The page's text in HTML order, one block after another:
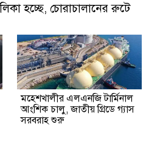
হচ্ছে, চোরাচালানের রুটে
মহেশখালীর এলএনজি টার্মিনাল
আংশিক চালু, জাতীয় গ্রিডে গ্যাস
সরবরাহ শুরু